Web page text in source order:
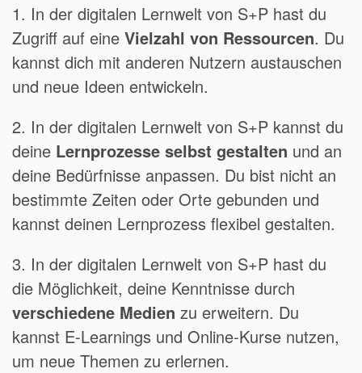
1. In der digitalen Lernwelt von S+P hast du
Zugriff auf eine Vielzahl von Ressourcen. Du
kannst dich mit anderen Nutzern austauschen
und neue Ideen entwickeln.
2. In der digitalen Lernwelt von S+P kannst du
deine Lernprozesse selbst gestalten und an
deine Bedürfnisse anpassen. Du bist nicht an
bestimmte Zeiten oder Orte gebunden und
kannst deinen Lernprozess flexibel gestalten.
3. In der digitalen Lernwelt von S+P hast du
die Möglichkeit, deine Kenntnisse durch
verschiedene Medien zu erweitern. Du
kannst E-Learnings und Online-Kurse nutzen,
um neue Themen zu erlernen.